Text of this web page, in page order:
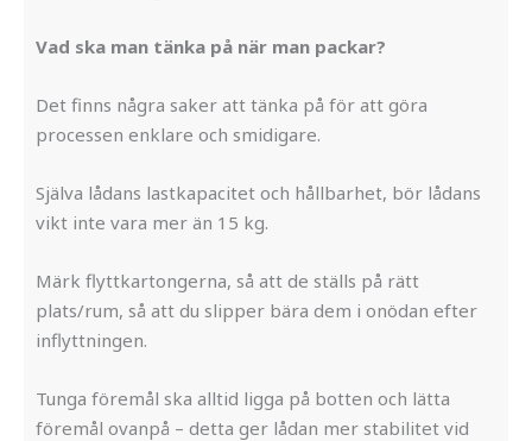
Vad ska man tänka på när man packar?
Det finns några saker att tänka på för att göra
processen enklare och smidigare.
Själva lådans lastkapacitet och hållbarhet, bör lådans
vikt inte vara mer än 15 kg.
Märk flyttkartongerna, så att de ställs på rätt
plats/rum, så att du slipper bära dem i onödan efter
inflyttningen.
Tunga föremål ska alltid ligga på botten och lätta
föremål ovanpå – detta ger lådan mer stabilitet vid